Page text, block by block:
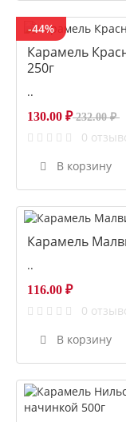
-44%
Карамель
250г
..
232.00 ₽
130.00 ₽
0
В корзину
Карамель
..
116.00 ₽
0
В корзину